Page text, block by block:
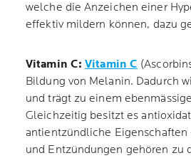
welche die Anzeichen einer
effektiv mildern können, dazu
Vitamin C: Vitamin C
Bildung von Melanin. Dadurch
und trägt zu einem
Gleichzeitig besitzt es
antientzündliche Eigenschaften
und Entzündungen gehören zu